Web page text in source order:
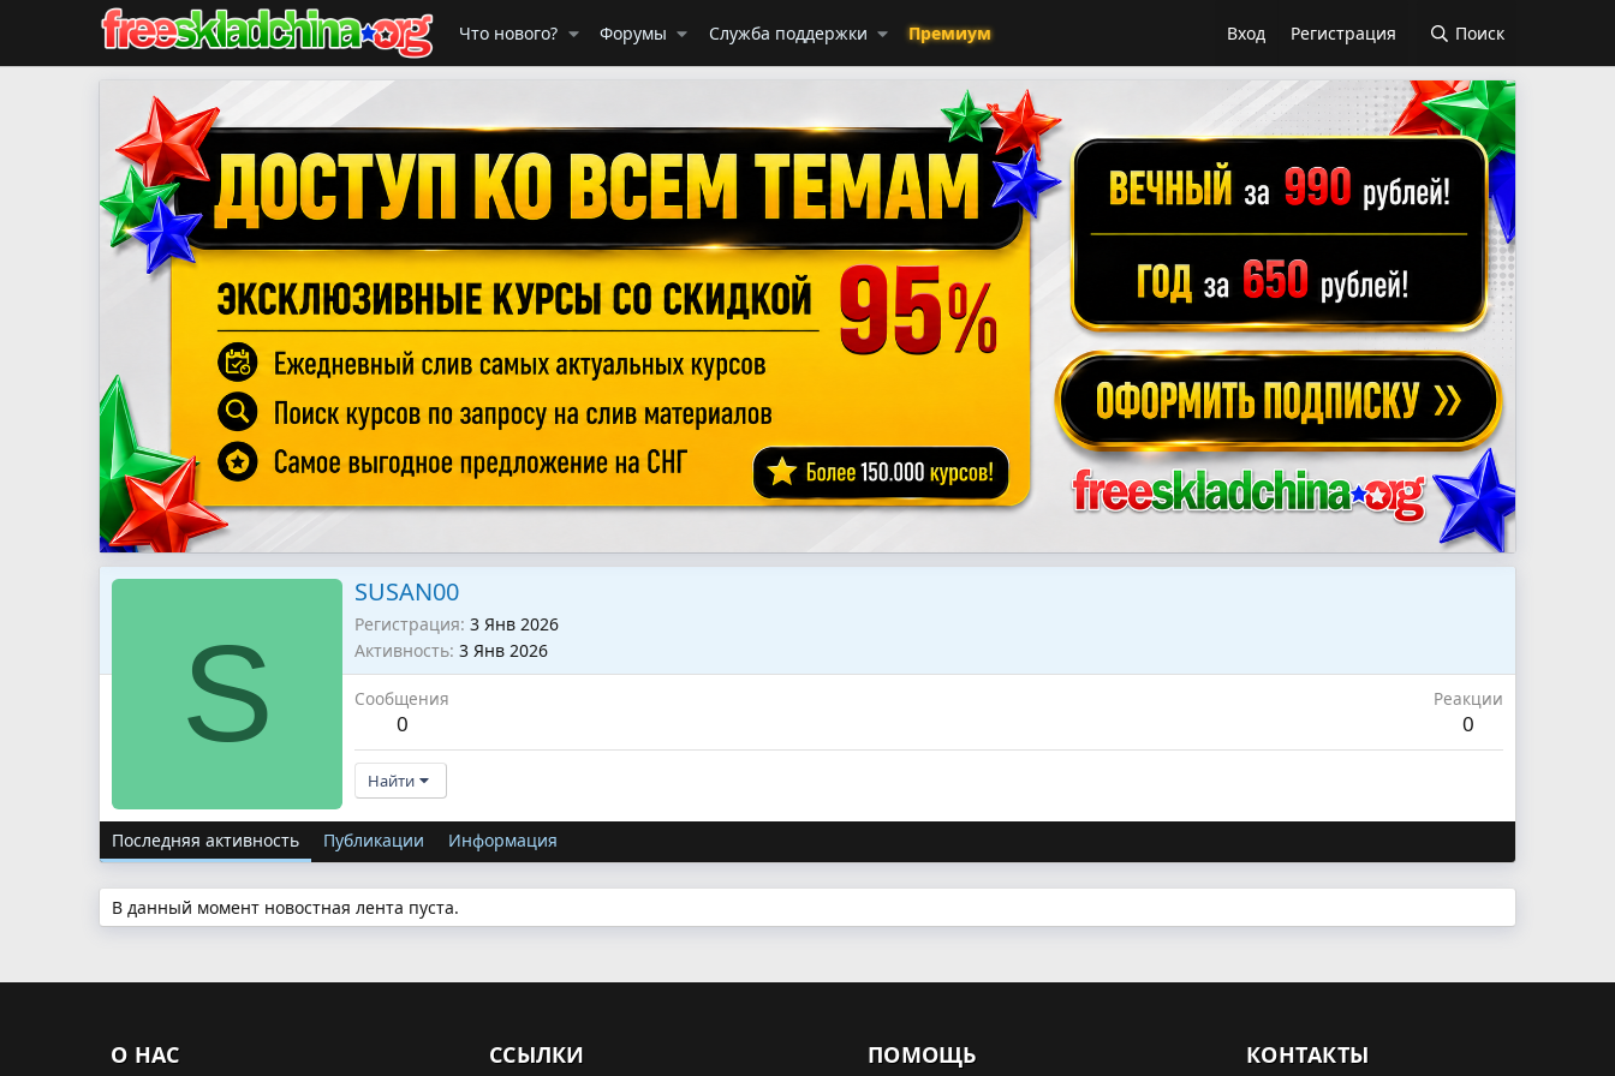
Что нового? Форумы Служба поддержки Премиум Вход Регистрация Поиск
S
SUSAN00
Регистрация 3 Янв 2026
Активность 3 Янв 2026
Сообщения
0
Реакции
0
Найти
Последняя активность Публикации Информация
В данный момент новостная лента пуста.
О НАС ССЫЛКИ ПОМОЩЬ КОНТАКТЫ